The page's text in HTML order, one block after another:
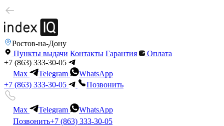
Ростов-на-Дону
Пункты выдачи Контакты Гарантия
Оплата
+7 (863) 333-30-05
Max
Telegram
WhatsApp
+7 (863) 333-30-05
Позвонить
Max Telegram
WhatsApp
Позвонить+7 (863) 333-30-05